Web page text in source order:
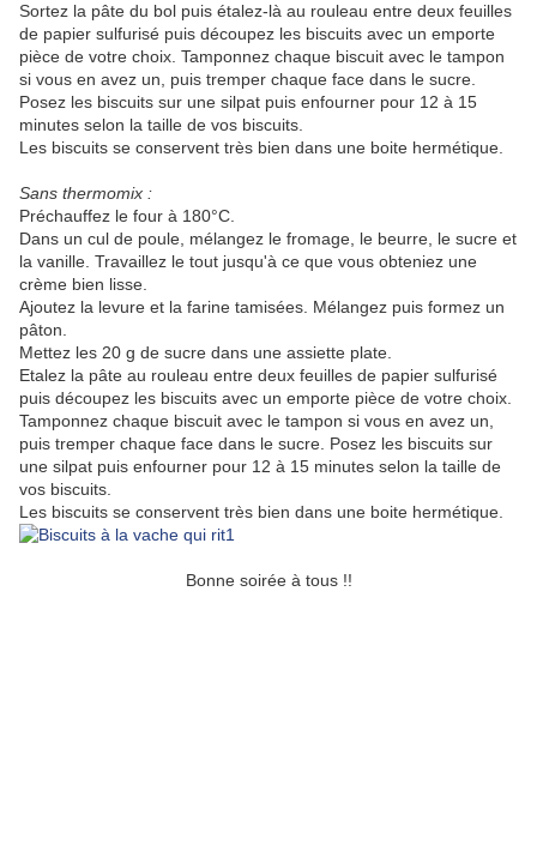
Sortez la pâte du bol puis étalez-là au rouleau entre deux feuilles
de papier sulfurisé puis découpez les biscuits avec un emporte
pièce de votre choix. Tamponnez chaque biscuit avec le tampon
si vous en avez un, puis tremper chaque face dans le sucre.
Posez les biscuits sur une silpat puis enfourner pour 12 à 15
minutes selon la taille de vos biscuits.
Les biscuits se conservent très bien dans une boite hermétique.
Sans thermomix :
Préchauffez le four à 180°C.
Dans un cul de poule, mélangez le fromage, le beurre, le sucre et
la vanille. Travaillez le tout jusqu'à ce que vous obteniez une
crème bien lisse.
Ajoutez la levure et la farine tamisées. Mélangez puis formez un
pâton.
Mettez les 20 g de sucre dans une assiette plate.
Etalez la pâte au rouleau entre deux feuilles de papier sulfurisé
puis découpez les biscuits avec un emporte pièce de votre choix.
Tamponnez chaque biscuit avec le tampon si vous en avez un,
puis tremper chaque face dans le sucre. Posez les biscuits sur
une silpat puis enfourner pour 12 à 15 minutes selon la taille de
vos biscuits.
Les biscuits se conservent très bien dans une boite hermétique.
Bonne soirée à tous !!